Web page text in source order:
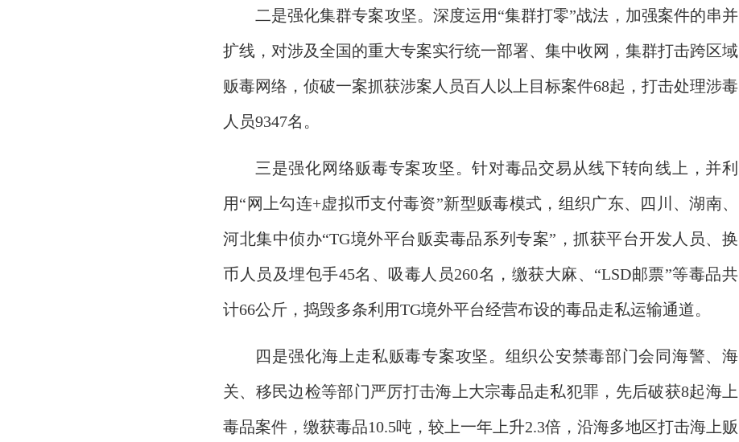
二是强化集群专案攻坚。深度运用“集群打零”战法，加强案件的串并
扩线，对涉及全国的重大专案实行统一部署、集中收网，集群打击跨区域
贩毒网络，侦破一案抓获涉案人员百人以上目标案件68起，打击处理涉毒
人员9347名。
三是强化网络贩毒专案攻坚。针对毒品交易从线下转向线上，并利
用“网上勾连+虚拟币支付毒资”新型贩毒模式，组织广东、四川、湖南、
河北集中侦办“TG境外平台贩卖毒品系列专案”，抓获平台开发人员、换
币人员及埋包手45名、吸毒人员260名，缴获大麻、“LSD邮票”等毒品共
计66公斤，捣毁多条利用TG境外平台经营布设的毒品走私运输通道。
四是强化海上走私贩毒专案攻坚。组织公安禁毒部门会同海警、海
关、移民边检等部门严厉打击海上大宗毒品走私犯罪，先后破获8起海上
毒品案件，缴获毒品10.5吨，较上一年上升2.3倍，沿海多地区打击海上贩